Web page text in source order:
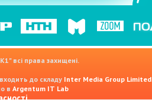
всі права захищені.
до складу Inter Media Group Limited
в Argentum IT Lab